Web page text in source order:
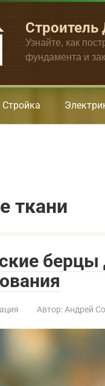
Узнайте, как
фундамента и
Стройка
ткани
Автор: Андрей